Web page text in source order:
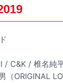
/ C&K / 椎名
（ORIGINAL